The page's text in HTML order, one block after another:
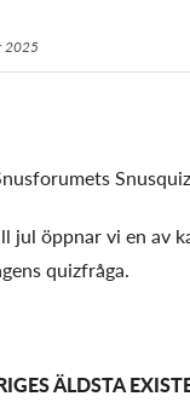
2025
jul öppnar vi en av
quizfråga.
ÄLDSTA